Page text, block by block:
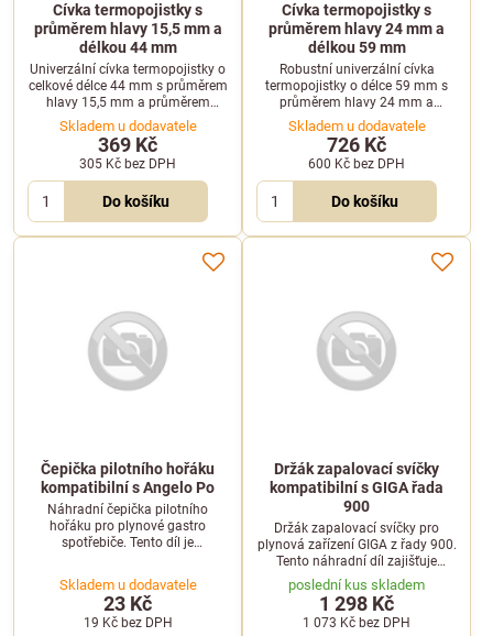
Cívka termopojistky s
průměrem hlavy 15,5 mm a
délkou 44 mm
Univerzální cívka termopojistky o
celkové délce 44 mm s průměrem
hlavy 15,5 mm a průměrem
konce 14 mm. Spolehlivý
náhradní díl pro plynová gastro
zařízení.
Skladem u dodavatele
369 Kč
305 Kč bez DPH
Do košíku
Cívka termopojistky s
průměrem hlavy 24 mm a
délkou 59 mm
Robustní univerzální cívka
termopojistky o délce 59 mm s
průměrem hlavy 24 mm a
průměrem konce 18 mm.
Bezpečnostní prvek pro plynové
gastro spotřebiče.
Skladem u dodavatele
726 Kč
600 Kč bez DPH
Do košíku
Čepička pilotního hořáku
kompatibilní s Angelo Po
Náhradní čepička pilotního
hořáku pro plynové gastro
spotřebiče. Tento díl je
Skladem u dodavatele
23 Kč
19 Kč bez DPH
Držák zapalovací svíčky
kompatibilní s GIGA řada
900
Držák zapalovací svíčky pro
plynová zařízení GIGA z řady 900.
Tento náhradní díl zajišťuje
stabilní a bezpečné uchycení
zapalovací svíčky v hořákovém
systému.
poslední kus skladem
1 298 Kč
1 073 Kč bez DPH